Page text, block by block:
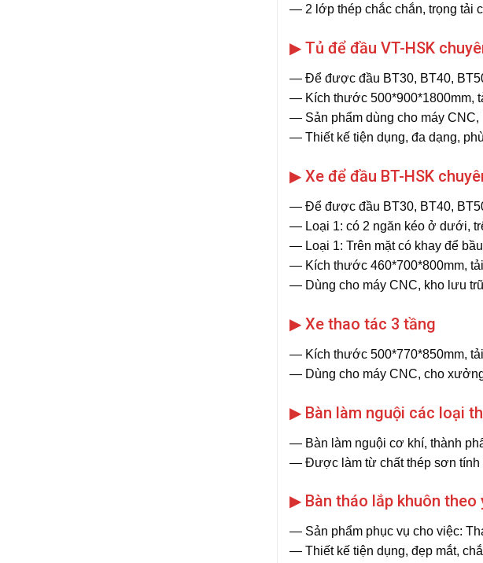
― 2 lớp thép chắc chắn, trọng tải
▶ Tủ để đầu VT-HSK
― Để được đầu BT30, BT40,
― Kích thước 500*900*1800mm,
― Sản phẩm dùng cho máy CNC,
― Thiết kế tiện dụng, đa dạng,
▶ Xe để đầu BT-HSK
― Để được đầu BT30, BT40,
― Loại 1: có 2 ngăn kéo ở dưới,
― Loại 1: Trên mặt có khay để
― Kích thước 460*700*800mm,
― Dùng cho máy CNC, kho lưu
▶ Xe thao tác 3 tầng
― Kích thước 500*770*850mm,
― Dùng cho máy CNC, cho
▶ Bàn làm nguội các loại
― Bàn làm nguội cơ khí, thành
― Được làm từ chất thép sơn tính
▶ Bàn tháo lắp khuôn theo
― Sản phẩm phục vụ cho việc:
― Thiết kế tiện dụng, đẹp mắt,